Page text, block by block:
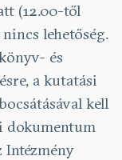
(12.00-től
lehetőség.
és
a kutatási
kell
dokumentum
Intézmény